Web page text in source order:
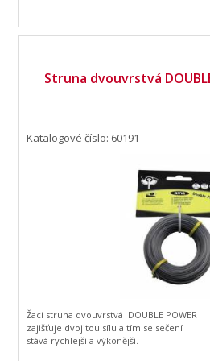
Struna dvouvrstvá
Katalogové číslo: 60191
Žací struna dvouvrstvá DOUBLE POWER
zajišťuje dvojitou sílu a tím se sečení
stává rychlejší a výkonější.